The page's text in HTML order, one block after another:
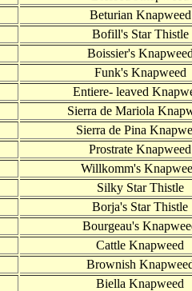
Beturian Knapweed
Bofill's Star Thistle
Boissier's Knapweed
Funk's Knapweed
Entiere- leaved
Sierra de Mariola
Sierra de Pina
Prostrate Knapweed
Willkomm's
Silky Star Thistle
Borja's Star Thistle
Bourgeau's
Cattle Knapweed
Brownish
Biella Knapweed